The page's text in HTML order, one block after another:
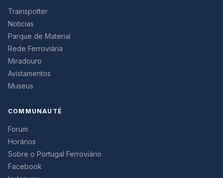
Trainspotter
Noticias
Parque de Material
Rede Ferroviária
Miradouro
Avistamentos
Museus
COMMUNAUTÉ
Forum
Horários
Sobre o Portugal Ferroviário
Facebook